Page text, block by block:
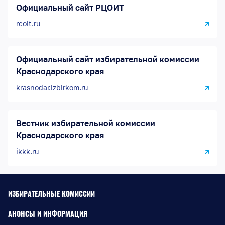
Официальный сайт РЦОИТ
rcoit.ru
Официальный сайт избирательной комиссии
Краснодарского края
krasnodar.izbirkom.ru
Вестник избирательной комиссии
Краснодарского края
ikkk.ru
ИЗБИРАТЕЛЬНЫЕ КОМИССИИ
АНОНСЫ И ИНФОРМАЦИЯ